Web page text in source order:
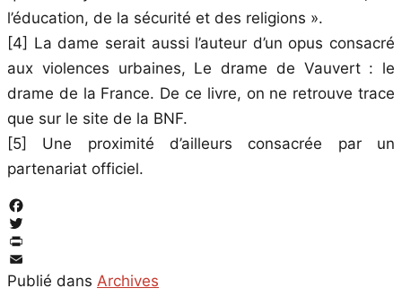
l’éducation, de la sécurité et des religions ».
[4] La dame serait aussi l’auteur d’un opus consacré
aux violences urbaines, Le drame de Vauvert : le
drame de la France. De ce livre, on ne retrouve trace
que sur le site de la BNF.
[5] Une proximité d’ailleurs consacrée par un
partenariat officiel.
Facebook
Twitter
PrintFriendly
Email
Publié dans Archives